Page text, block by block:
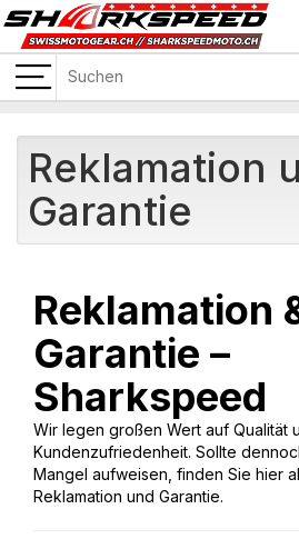
Reklamation
Garantie
Reklamation
Garantie –
Sharkspeed
Wir legen großen Wert auf Qualität
Kundenzufriedenheit. Sollte
Mangel aufweisen, finden Sie hier
Reklamation und Garantie.